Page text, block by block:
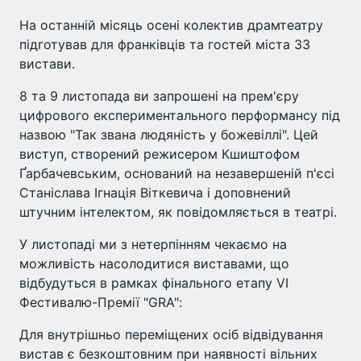
На останній місяць осені колектив драмтеатру
підготував для франківців та гостей міста 33
вистави.
8 та 9 листопада ви запрошені на прем'єру
цифрового експериментального перформансу під
назвою "Так звана людяність у божевіллі". Цей
виступ, створений режисером Кшиштофом
Ґарбачевським, оснований на незавершеній п'єсі
Станіслава Ігнація Віткевича і доповнений
штучним інтелектом, як повідомляється в театрі.
У листопаді ми з нетерпінням чекаємо на
можливість насолодитися виставами, що
відбудуться в рамках фінального етапу VI
Фестивалю-Премії "GRA":
Для внутрішньо переміщених осіб відвідування
вистав є безкоштовним при наявності вільних